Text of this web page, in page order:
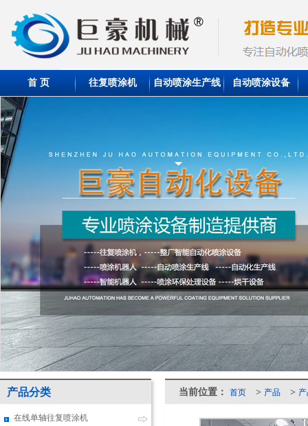
首 页 往复喷涂机 自动喷涂生产线 自动喷涂设备
产品分类
在线单轴往复喷涂机
当前位置： 首页 > 产品 >